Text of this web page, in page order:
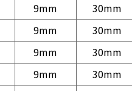
9mm 30mm
9mm 30mm
9mm 30mm
9mm 30mm